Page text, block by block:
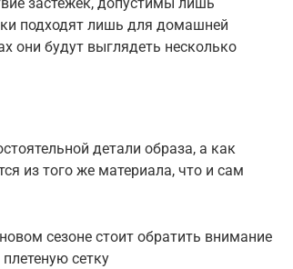
подходят лишь для домашней
они будут выглядеть несколько
детали образа, а как
из того же материала, что и сам
сезоне стоит обратить внимание
сетку